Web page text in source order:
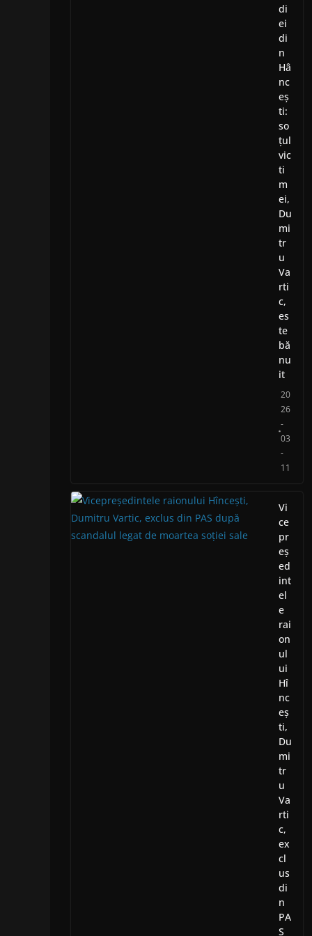
di
ei
di
n
Hâ
nc
eș
ti:
so
țul
vic
ti
m
ei,
Du
mi
tr
u
Va
rti
c,
es
te
bă
nu
it
20
26
-
03
-
11
Vi
ce
pr
eș
ed
int
el
e
rai
on
ul
ui
Hî
nc
eș
ti,
Du
mi
tr
u
Va
rti
c,
ex
cl
us
di
n
PA
S